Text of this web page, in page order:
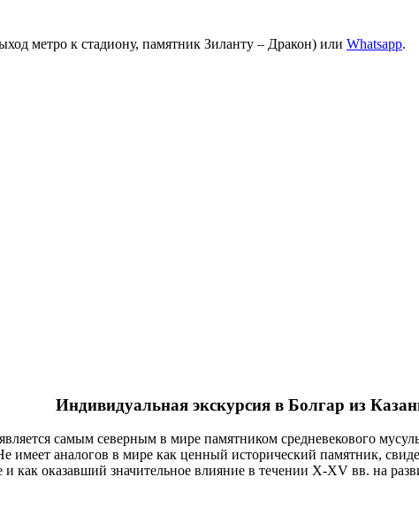
метро к стадиону, памятник Зиланту – Дракон) или Whatsapp.
Индивидуальная экскурсия в Болгар из
является самым северным в мире памятником средневекового
имеет аналогов в мире как ценный исторический памятник,
как оказавший значительное влияние в течении X-XV вв. на